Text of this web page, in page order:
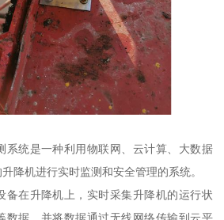
系统是一种利用物联网、云计算、大数据
降机进行实时监测和安全管理的系统。
备在升降机上，实时采集升降机的运行状